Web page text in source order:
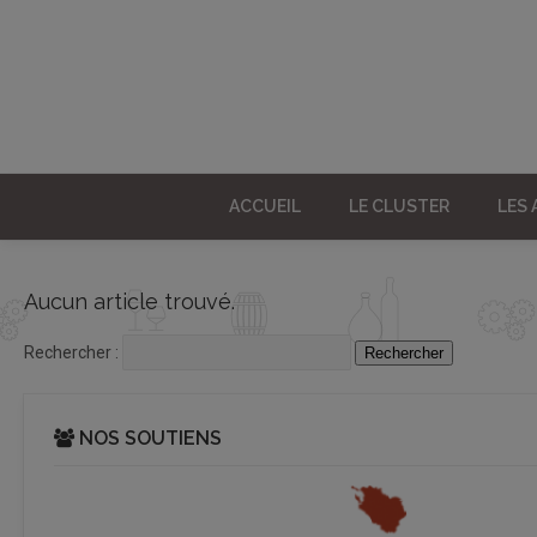
ACCUEIL LE CLUSTER LES
Aucun article trouvé.
Rechercher :
NOS SOUTIENS